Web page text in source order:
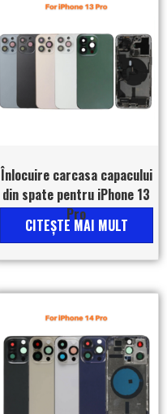
Înlocuire carcasa capacului
din spate pentru iPhone 13
Pro
CITEŞTE MAI MULT